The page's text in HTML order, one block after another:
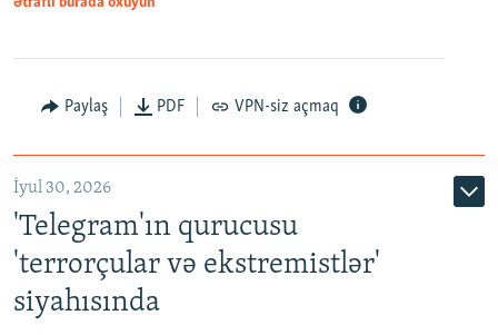
Paylaş PDF VPN-siz açmaq
İyul 30, 2026
'Telegram'ın qurucusu
'terrorçular və ekstremistlər'
siyahısında